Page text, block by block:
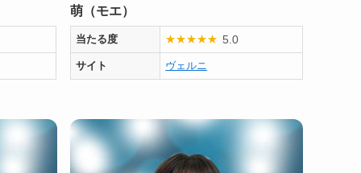
萌（モエ）
当たる度 ★★★★★ 5.0
サイト ヴェルニ